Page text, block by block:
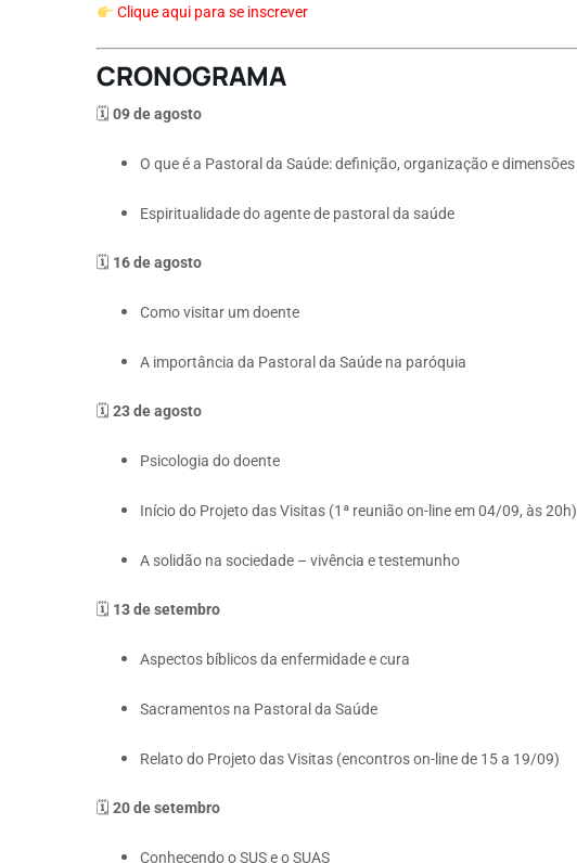
Clique aqui para se inscrever
CRONOGRAMA
🗓 09 de agosto
O que é a Pastoral da Saúde: definição, organização e dimensões
Espiritualidade do agente de pastoral da saúde
🗓 16 de agosto
Como visitar um doente
A importância da Pastoral da Saúde na paróquia
🗓 23 de agosto
Psicologia do doente
Início do Projeto das Visitas (1ª reunião on-line em 04/09, às 20h)
A solidão na sociedade – vivência e testemunho
🗓 13 de setembro
Aspectos bíblicos da enfermidade e cura
Sacramentos na Pastoral da Saúde
Relato do Projeto das Visitas (encontros on-line de 15 a 19/09)
🗓 20 de setembro
Conhecendo o SUS e o SUAS